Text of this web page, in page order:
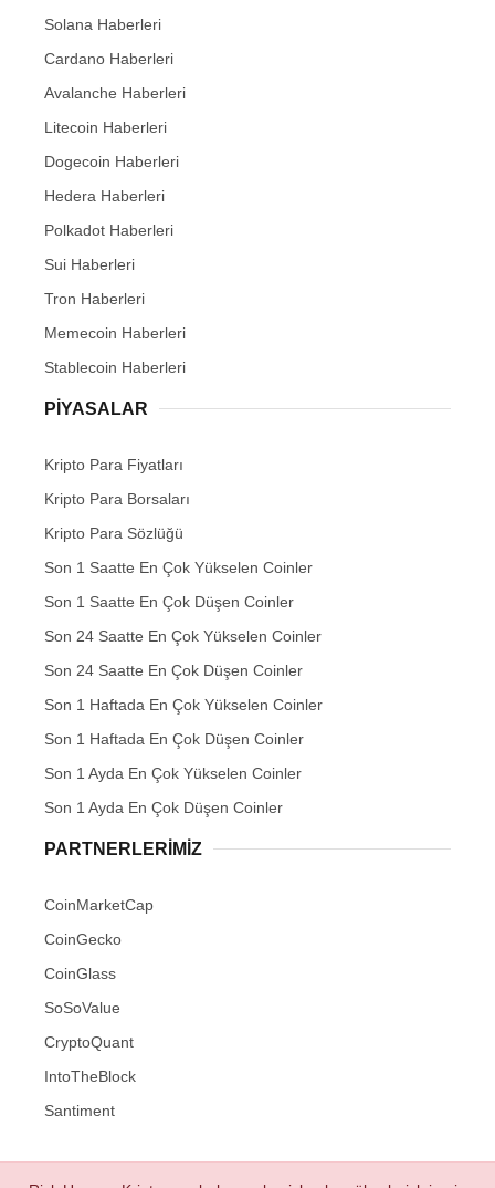
Solana Haberleri
Cardano Haberleri
Avalanche Haberleri
Litecoin Haberleri
Dogecoin Haberleri
Hedera Haberleri
Polkadot Haberleri
Sui Haberleri
Tron Haberleri
Memecoin Haberleri
Stablecoin Haberleri
PIYASALAR
Kripto Para Fiyatları
Kripto Para Borsaları
Kripto Para Sözlüğü
Son 1 Saatte En Çok Yükselen Coinler
Son 1 Saatte En Çok Düşen Coinler
Son 24 Saatte En Çok Yükselen Coinler
Son 24 Saatte En Çok Düşen Coinler
Son 1 Haftada En Çok Yükselen Coinler
Son 1 Haftada En Çok Düşen Coinler
Son 1 Ayda En Çok Yükselen Coinler
Son 1 Ayda En Çok Düşen Coinler
PARTNERLERIMIZ
CoinMarketCap
CoinGecko
CoinGlass
SoSoValue
CryptoQuant
IntoTheBlock
Santiment